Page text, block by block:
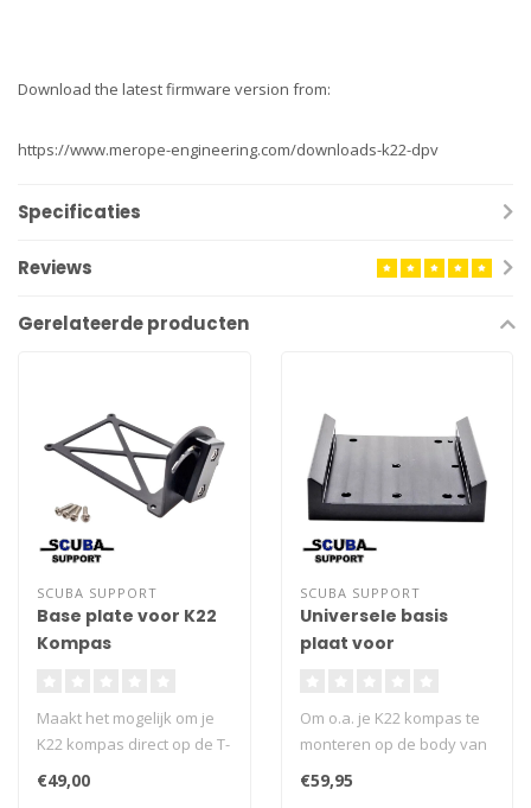
Download the latest firmware version from:
https://www.merope-engineering.com/downloads-k22-dpv
Specificaties
Reviews
Gerelateerde producten
SCUBA SUPPORT
Base plate voor K22
Kompas
Maakt het mogelijk om je
K22 kompas direct op de T-
fix te monteren van je
Suex onderwaterscooter.
€49,00
SCUBA SUPPORT
Universele basis
plaat voor
Om o.a. je K22 kompas te
monteren op de body van
je scooter. Montage kan
middels elastieken
€59,95